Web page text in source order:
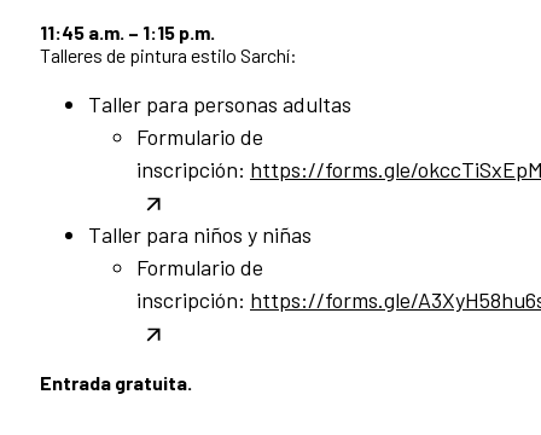
11:45 a.m. – 1:15 p.m.
Talleres de pintura estilo Sarchí:
Taller para personas adultas
Formulario de
inscripción: https://forms.gle/
Taller para niños y niñas
Formulario de
inscripción: https://forms.gle/
Entrada gratuita.